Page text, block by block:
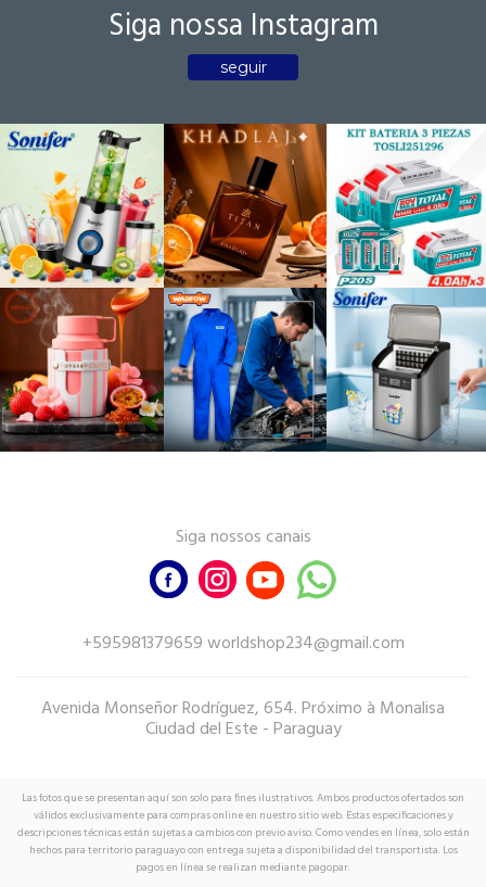
Siga nossa Instagram
seguir
Siga nossos canais
+595981379659 worldshop234@gmail.com
Avenida Monseñor Rodríguez, 654. Próximo à Monalisa
Ciudad del Este - Paraguay
Las fotos que se presentan aquí son solo para fines ilustrativos. Ambos productos ofertados son
válidos exclusivamente para compras online en nuestro sitio web. Estas especificaciones y
descripciones técnicas están sujetas a cambios con previo aviso. Como vendes en línea, solo están
hechos para territorio paraguayo con entrega sujeta a disponibilidad del transportista. Los
pagos en línea se realizan mediante pagopar.